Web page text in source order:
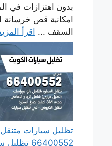
بدون اهتزازات في
امكانية قص خرسانة
السقف ... اقرأ
تظليل سيارات
66400552 تظليل سيارة عازل حراري